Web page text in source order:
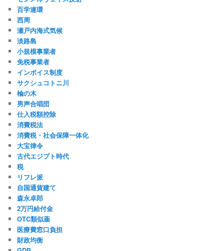
百学連環
西周
瀬戸内海式気候
淡路島
小規模事業者
免税事業者
インボイス制度
サクシュコトニ川
楡の木
男声合唱団
仕入税額控除
消費税法
消費税・社会保障一体化
大宝律令
古代エジプト時代
税
リフレ派
自国通貨建て
森永卓郎
2万円給付金
OTC類似薬
医療費窓口負担
財政均衡